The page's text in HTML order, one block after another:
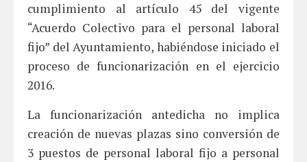
cumplimiento al artículo 45 del vigente
“Acuerdo Colectivo para el personal laboral
fijo” del Ayuntamiento, habiéndose iniciado el
proceso de funcionarización en el ejercicio
2016.
La funcionarización antedicha no implica
creación de nuevas plazas sino conversión de
3 puestos de personal laboral fijo a personal